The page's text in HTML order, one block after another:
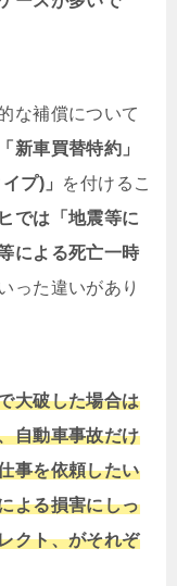
な補償について
新車買替特約」
プ)」 を付けるこ
では「地震等に
による死亡一時
った違いがあり
大破した場合は
自動車事故だけ
事を依頼したい
よる損害にしっ
クト、がそれぞ